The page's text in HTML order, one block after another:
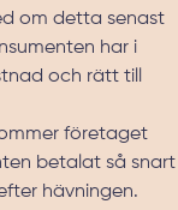
om detta senast
har i
och rätt till
företaget
betalat så snart
hävningen.